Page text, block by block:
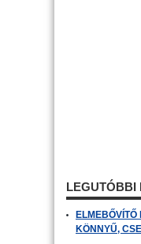
LEGUTÓBBI
ELMEBŐVÍTŐ
KÖNNYŰ,